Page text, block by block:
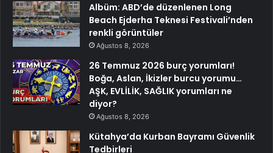
Albüm: ABD’de düzenlenen Long
Beach Ejderha Teknesi Festivali’nden
renkli görüntüler
Ağustos 8, 2026
26 Temmuz 2026 burç yorumları!
Boğa, Aslan, İkizler burcu yorumu…
AŞK, EVLİLİK, SAĞLIK yorumları ne
diyor?
Ağustos 8, 2026
Kütahya’da Kurban Bayramı Güvenlik
Tedbirleri